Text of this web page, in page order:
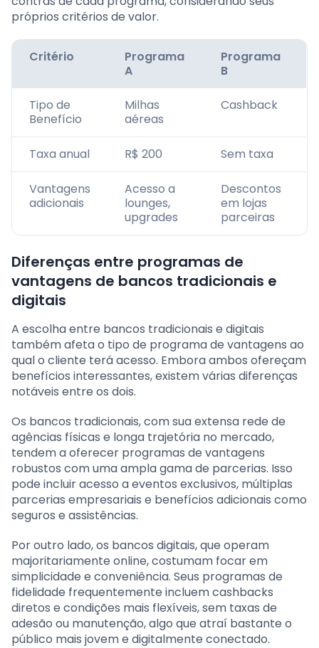
próprios critérios de valor.
Critério
Programa
A
Programa
B
Tipo de
Benefício
Milhas
aéreas
Cashback
Taxa anual R$ 200 Sem taxa
Vantagens
adicionais
Acesso a
lounges,
upgrades
Descontos
em lojas
parceiras
Diferenças entre programas de
vantagens de bancos tradicionais e
digitais
A escolha entre bancos tradicionais e digitais
também afeta o tipo de programa de vantagens ao
qual o cliente terá acesso. Embora ambos ofereçam
benefícios interessantes, existem várias diferenças
notáveis entre os dois.
Os bancos tradicionais, com sua extensa rede de
agências físicas e longa trajetória no mercado,
tendem a oferecer programas de vantagens
robustos com uma ampla gama de parcerias. Isso
pode incluir acesso a eventos exclusivos, múltiplas
parcerias empresariais e benefícios adicionais como
seguros e assistências.
Por outro lado, os bancos digitais, que operam
majoritariamente online, costumam focar em
simplicidade e conveniência. Seus programas de
fidelidade frequentemente incluem cashbacks
diretos e condições mais flexíveis, sem taxas de
adesão ou manutenção, algo que atraí bastante o
público mais jovem e digitalmente conectado.